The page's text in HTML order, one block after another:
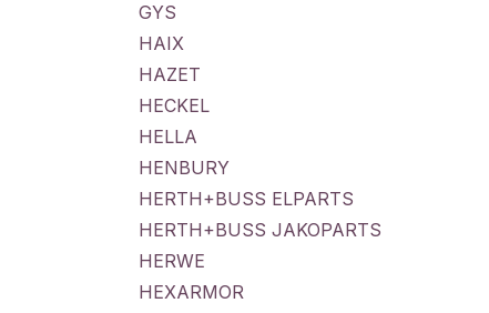
GYS
HAIX
HAZET
HECKEL
HELLA
HENBURY
HERTH+BUSS ELPARTS
HERTH+BUSS JAKOPARTS
HERWE
HEXARMOR